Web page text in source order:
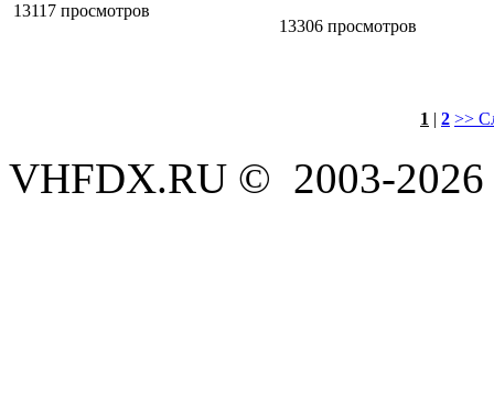
13117 просмотров
13306 просмотров
1 | 2 >>
VHFDX.RU © 2003-2026